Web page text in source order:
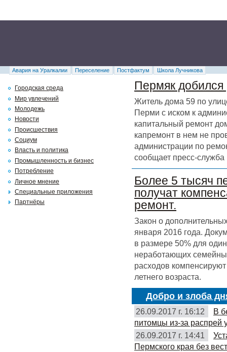
Авария на Уралкалии Переселение Постфактум Школа Лучникова
Пермяк добился
Житель дома 59 по
Перми с иском к
капитальный ремонт
капремонт в нем не
администрации по
сообщает пресс-служба
Более 5 тысяч
получат
ремонт.
Закон о
января 2016 года.
в размере 50% для
неработающих
расходов
летнего возраста.
Добро и злоба
26.09.2017 г. 16:12
В
питомцы из-за распрей
26.09.2017 г. 14:41
Пермского края без
Городская среда
Мир увлечений
Молодежь
Новости
Происшествия
Социум
Власть и политика
Промышленность и бизнес
Потребление
Личное мнение
Специальные приложения
Партнёры